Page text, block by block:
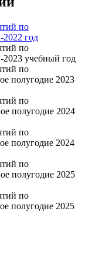
по
2022 год
по
2023 учебный год
по
полугодие 2023
по
полугодие 2024
по
полугодие 2024
по
полугодие 2025
по
полугодие 2025